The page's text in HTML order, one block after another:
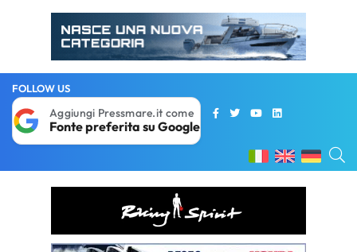
FOLLOW US
Aggiungi Pressmare.it come
Fonte preferita su Google